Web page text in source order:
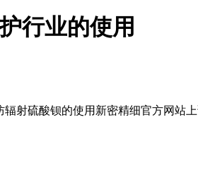
行业的使用
射硫酸钡的使用新密精细官方网站